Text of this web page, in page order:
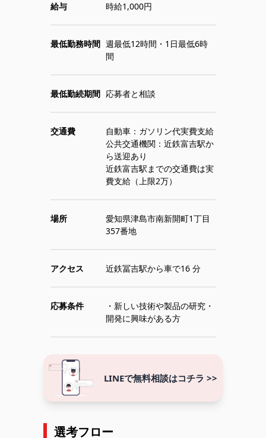
給与 時給1,000円
最低勤務時間 週最低12時間・1日最低6時
間
最低勤続期間 応募者と相談
交通費
自動車：ガソリン代実費支給
公共交通機関：近鉄富吉駅か
ら送迎あり
近鉄富吉駅までの交通費は実
場所
愛知県津島市南新開町1丁目
357番地
アクセス 近鉄冨吉駅から車で16 分
応募条件
・新しい技術や製品の研究・
開発に興味がある方
LINEで無料相談はコチラ >>
選考フロー